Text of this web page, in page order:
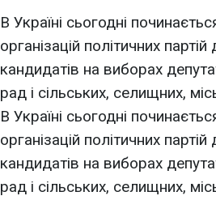
В Україні сьогодні
організацій політичних
кандидатів на виборах
рад і сільських, селищних,
В Україні сьогодні
організацій політичних
кандидатів на виборах
рад і сільських, селищних,